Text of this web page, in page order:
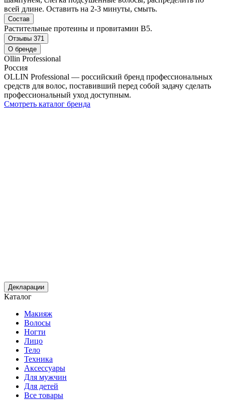
всей длине. Оставить на 2-3 минуты, смыть.
Состав
Растительные протеины и провитамин В5.
Отзывы 371
О бренде
Ollin Professional
Россия
OLLIN Professional — российский бренд профессиональных
средств для волос, поставивший перед собой задачу сделать
профессиональный уход доступным.
Смотреть каталог бренда
Декларации
Каталог
Макияж
Волосы
Ногти
Лицо
Тело
Техника
Аксессуары
Для мужчин
Для детей
Все товары